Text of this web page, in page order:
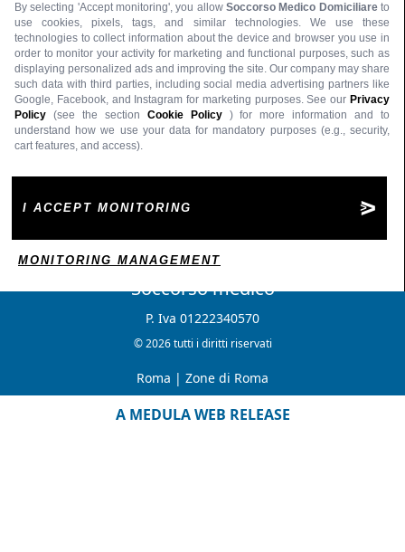
Soccorso medico
P. Iva 01222340570
© 2026 tutti i diritti riservati
Roma | Zone di Roma
A MEDULA WEB RELEASE
By selecting 'Accept monitoring', you allow Soccorso Medico Domiciliare to
use cookies, pixels, tags, and similar technologies. We use these
technologies to collect information about the device and browser you use in
order to monitor your activity for marketing and functional purposes, such as
displaying personalized ads and improving the site. Our company may share
such data with third parties, including social media advertising partners like
Google, Facebook, and Instagram for marketing purposes. See our Privacy
Policy (see the section Cookie Policy
) for more information and to
understand how we use your data for mandatory purposes (e.g., security,
cart features, and access).
I ACCEPT MONITORING
MONITORING MANAGEMENT